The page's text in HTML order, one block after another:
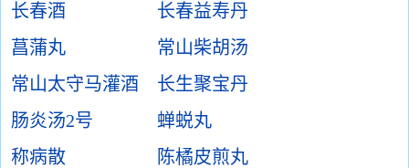
长春酒
长春益寿丹
菖蒲丸
常山柴胡汤
常山太守马灌酒
长生聚宝丹
肠炎汤2号
蝉蜕丸
称病散
陈橘皮煎丸